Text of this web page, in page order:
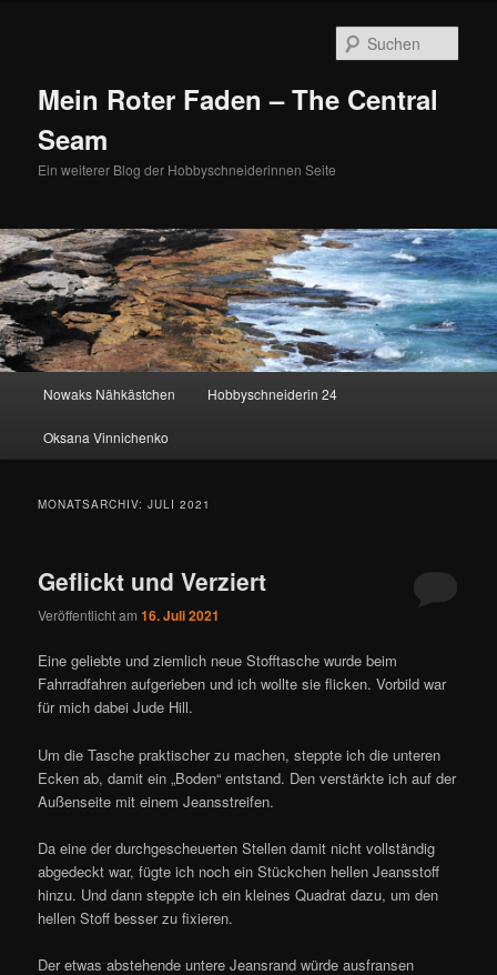
Mein Roter Faden – The Central
Seam
Ein weiterer Blog der Hobbyschneiderinnen Seite
Nowaks Nähkästchen Hobbyschneiderin 24
Oksana Vinnichenko
MONATSARCHIV:JULI 2021
Geflickt und Verziert
Veröffentlicht am16. Juli 2021
Eine geliebte und ziemlich neue Stofftasche wurde beim
Fahrradfahren aufgerieben und ich wollte sie flicken. Vorbild war
für mich dabei Jude Hill.
Um die Tasche praktischer zu machen, steppte ich die unteren
Ecken ab, damit ein „Boden“ entstand. Den verstärkte ich auf der
Außenseite mit einem Jeansstreifen.
Da eine der durchgescheuerten Stellen damit nicht vollständig
abgedeckt war, fügte ich noch ein Stückchen hellen Jeansstoff
hinzu. Und dann steppte ich ein kleines Quadrat dazu, um den
hellen Stoff besser zu fixieren.
Der etwas abstehende untere Jeansrand würde ausfransen